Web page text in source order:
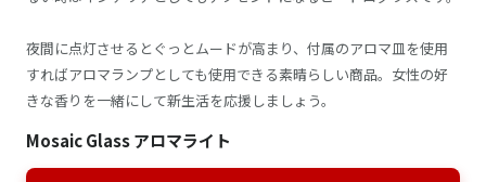
夜間に点灯させるとぐっとムードが高まり、付属のアロマ皿を使用
すればアロマランプとしても使用できる素晴らしい商品。女性の好
きな香りを一緒にして新生活を応援しましょう。
Mosaic Glass アロマライト